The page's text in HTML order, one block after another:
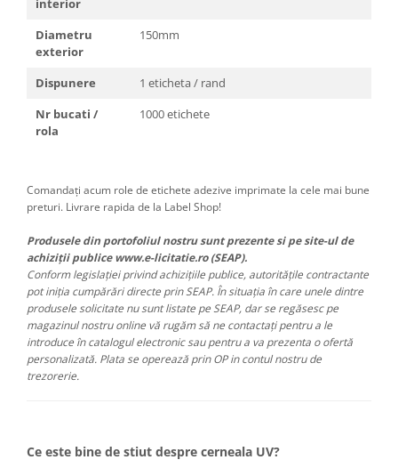
interior
Diametru
exterior
150mm
Dispunere
1 eticheta / rand
Nr bucati /
rola
1000 etichete
Comandați acum role de etichete adezive imprimate la cele mai bune
preturi. Livrare rapida de la Label Shop!
Produsele din portofoliul nostru sunt prezente si pe site-ul de
achiziții publice www.e-licitatie.ro (SEAP).
Conform legislației privind achizițiile publice, autoritățile contractante
pot iniția cumpărări directe prin SEAP. În situația în care unele dintre
produsele solicitate nu sunt listate pe SEAP, dar se regăsesc pe
magazinul nostru online vă rugăm să ne contactați pentru a le
introduce în catalogul electronic sau pentru a va prezenta o ofertă
personalizată. Plata se operează prin OP in contul nostru de
trezorerie.
Ce este bine de stiut despre cerneala UV?